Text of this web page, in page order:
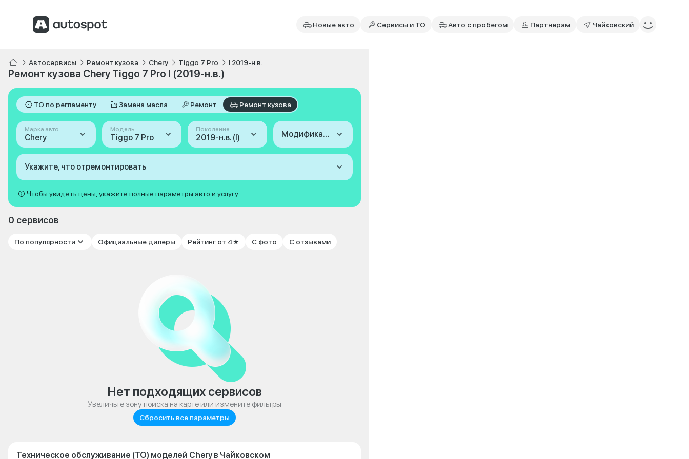
Новые авто Сервисы и ТО Авто с пробегом Партнерам Чайковский
Автосервисы Ремонт кузова Chery Tiggo 7 Pro I 2019-н.в.
Ремонт кузова Chery Tiggo 7 Pro I (2019-н.в.)
ТО по регламенту Замена масла Ремонт Ремонт кузова
Марка авто
Chery
Модель
Tiggo 7 Pro
Поколение
2019-н.в. (I) Модификация
Укажите, что отремонтировать
Чтобы увидеть цены, укажите полные параметры авто и услугу
0 сервисов
По популярности Официальные дилеры Рейтинг от 4★ С фото С отзывами
Нет подходящих сервисов
Увеличьте зону поиска на карте или измените фильтры
Сбросить все параметры
Техническое обслуживание (ТО) моделей Chery в Чайковском